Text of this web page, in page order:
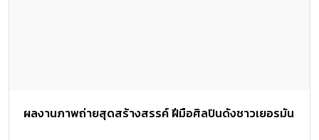
กำจัดฝุ่นได้อย่างล้ำลึก แม้ในพื้นที่ที่ทำความสะอาดได้ยากอย่าง เช่น
ผลงานภาพถ่ายสุดสร้างสรรค์ ฝีมือศิลปินดังชาวเยอรมัน